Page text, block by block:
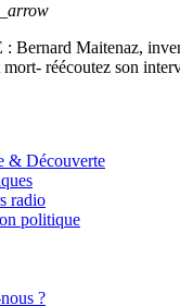
Bernard Maitenaz,
mort- réécoutez son
& Découverte
radio
politique
?